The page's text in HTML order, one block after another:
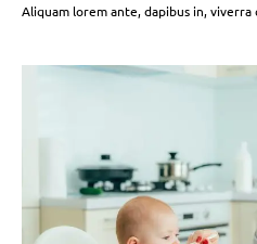
Aliquam lorem ante, dapibus in,